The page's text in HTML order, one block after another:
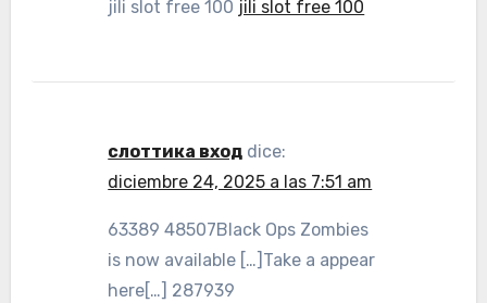
jili slot free 100 jili slot free 100
слоттика вход dice:
diciembre 24, 2025 a las 7:51 am
63389 48507Black Ops Zombies
is now available […]Take a appear
here[…] 287939